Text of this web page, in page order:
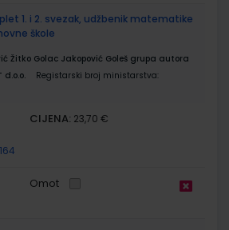
1. i 2. svezak, udžbenik matematike
škole
Žitko Golac Jakopović Goleš grupa autora
d.o.o.
Registarski broj ministarstva:
CIJENA: 23,70 €
Omot